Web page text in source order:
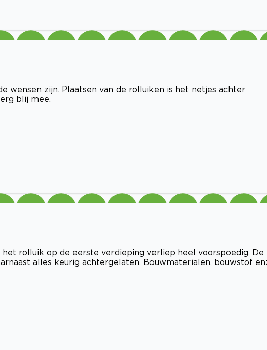
wensen zijn. Plaatsen van de rolluiken is het netjes achter
blij mee.
rolluik op de eerste verdieping verliep heel voorspoedig. De
alles keurig achtergelaten. Bouwmaterialen, bouwstof